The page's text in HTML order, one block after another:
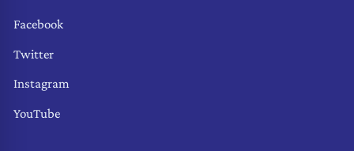
Facebook
Twitter
Instagram
YouTube